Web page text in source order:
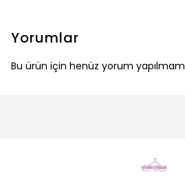
Yorumlar
Bu ürün için henüz yorum